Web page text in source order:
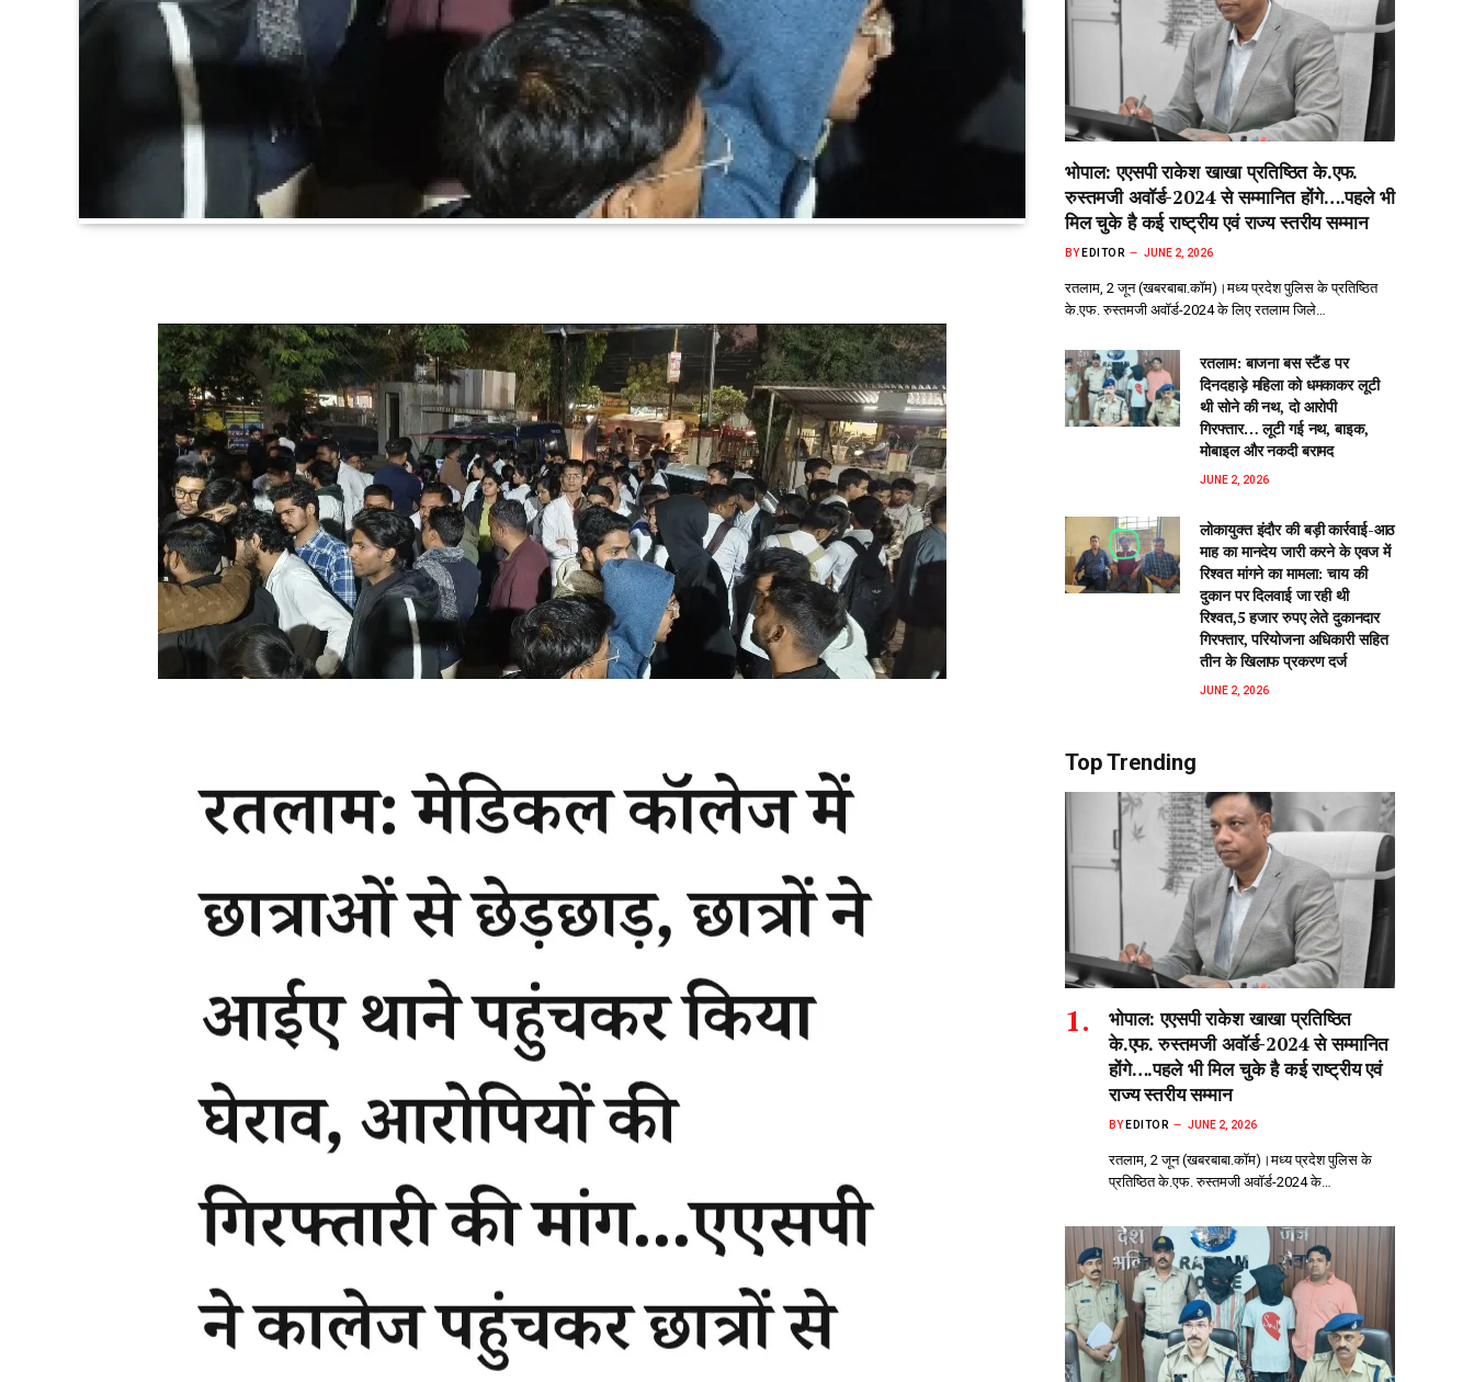
भोपाल: एएसपी राकेश‌ खाखा प्रतिष्ठित के.एफ.
रुस्तमजी अवॉर्ड-2024 से सम्मानित होंगे….पहले भी
मिल चुके है कई राष्ट्रीय एवं राज्य स्तरीय सम्मान
BY EDITOR JUNE 2, 2026
रतलाम, 2 जून (खबरबाबा.कॉम)।मध्य प्रदेश पुलिस के प्रतिष्ठित
के.एफ. रुस्तमजी अवॉर्ड-2024 के लिए रतलाम जिले…
रतलाम: बाजना बस स्टैंड पर
दिनदहाड़े महिला को धमकाकर लूटी
थी सोने की नथ, दो आरोपी
गिरफ्तार… लूटी गई नथ, बाइक,
मोबाइल और नकदी बरामद
JUNE 2, 2026
लोकायुक्त इंदौर की बड़ी कार्रवाई-आठ
माह का मानदेय जारी करने के एवज में
रिश्वत मांगने का मामला: चाय की
दुकान पर दिलवाई जा रही थी
रिश्वत,5 हजार रुपए लेते दुकानदार
गिरफ्तार, परियोजना अधिकारी सहित
तीन के खिलाफ प्रकरण दर्ज
JUNE 2, 2026
Top Trending
भोपाल: एएसपी राकेश‌ खाखा प्रतिष्ठित
के.एफ. रुस्तमजी अवॉर्ड-2024 से सम्मानित
होंगे….पहले भी मिल चुके है कई राष्ट्रीय एवं
राज्य स्तरीय सम्मान
BY EDITOR JUNE 2, 2026
रतलाम, 2 जून (खबरबाबा.कॉम)।मध्य प्रदेश पुलिस के
प्रतिष्ठित के.एफ. रुस्तमजी अवॉर्ड-2024 के…